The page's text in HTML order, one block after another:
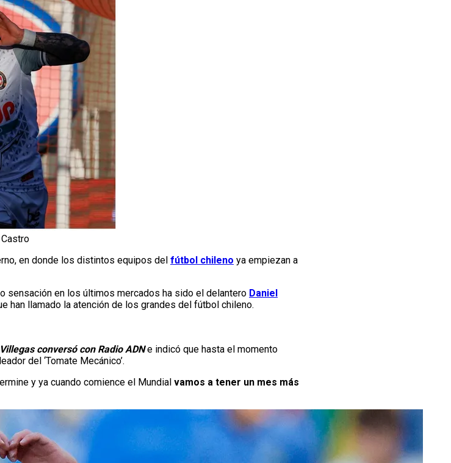
en donde los distintos equipos del fútbol chileno ya empiezan a
sensación en los últimos mercados ha sido el delantero Daniel
han llamado la atención de los grandes del fútbol chileno.
conversó con Radio ADNe indicó que hasta el momento
del ‘Tomate Mecánico’.
y ya cuando comience el Mundial vamos a tener un mes más